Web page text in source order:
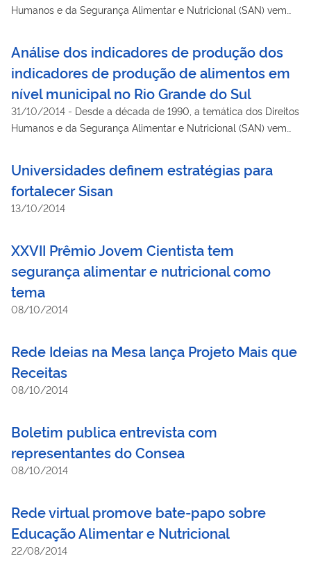
Humanos e da Segurança Alimentar e Nutricional (SAN) vem
2012/2015). O Plansan propõe sessenta indicadores divididos
em sete dimensões, os quais estabelecem clara relação com
os Objetivos de Desenvolvimento do Milênio.
Análise dos indicadores de produção dos
indicadores de produção de alimentos em
nível municipal no Rio Grande do Sul
31/10/2014 - Desde a década de 1990, a temática dos Direitos
Humanos e da Segurança Alimentar e Nutricional (SAN) vem
2012/2015). O Plansan propõe sessenta indicadores divididos
em sete dimensões, os quais estabelecem clara relação com
os Objetivos de Desenvolvimento do Milênio.
Universidades definem estratégias para
fortalecer Sisan
13/10/2014
XXVII Prêmio Jovem Cientista tem
segurança alimentar e nutricional como
tema
08/10/2014
Rede Ideias na Mesa lança Projeto Mais que
Receitas
08/10/2014
Boletim publica entrevista com
representantes do Consea
08/10/2014
Rede virtual promove bate-papo sobre
Educação Alimentar e Nutricional
22/08/2014